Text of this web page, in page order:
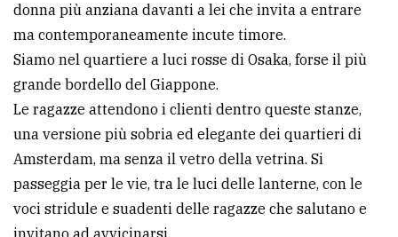
donna più anziana davanti a lei che invita a entrare
ma contemporaneamente incute timore.
Siamo nel quartiere a luci rosse di Osaka, forse il più
grande bordello del Giappone.
Le ragazze attendono i clienti dentro queste stanze,
una versione più sobria ed elegante dei quartieri di
Amsterdam, ma senza il vetro della vetrina. Si
passeggia per le vie, tra le luci delle lanterne, con le
voci stridule e suadenti delle ragazze che salutano e